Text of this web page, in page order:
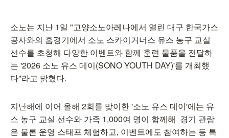
소노는 지난 1일 "고양소노아레나에서 열린 대구 한국가스
공사와의 홈경기에서 소노 스카이거너스 유스 농구 교실
선수를 초청해 다양한 이벤트와 함께 훈련 물품을 전달하
는 '2026 소노 유스 데이(SONO YOUTH DAY)'를 개최했
다"라고 밝혔다.
지난해에 이어 올해 2회를 맞이한 '소노 유스 데이'에는 유
스 농구 교실 선수와 가족 1,000여 명이 함께해 경기 관람
은 물론 운영 스태프 체험하고, 이벤트에도 참여하는 등 특